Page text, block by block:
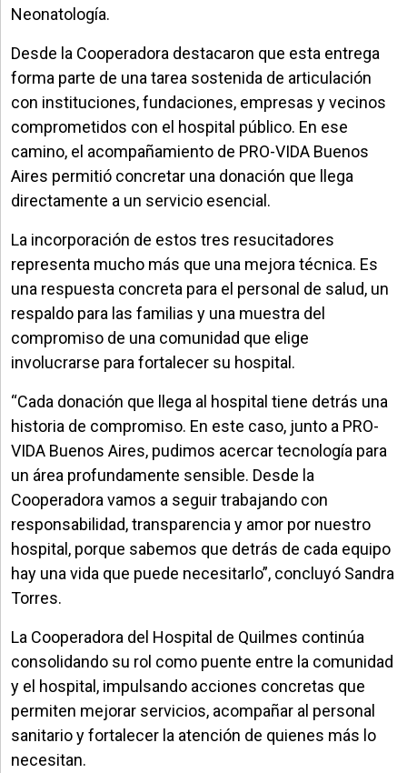
Neonatología.
Desde la Cooperadora destacaron que esta entrega
forma parte de una tarea sostenida de articulación
con instituciones, fundaciones, empresas y vecinos
comprometidos con el hospital público. En ese
camino, el acompañamiento de PRO-VIDA Buenos
Aires permitió concretar una donación que llega
directamente a un servicio esencial.
La incorporación de estos tres resucitadores
representa mucho más que una mejora técnica. Es
una respuesta concreta para el personal de salud, un
respaldo para las familias y una muestra del
compromiso de una comunidad que elige
involucrarse para fortalecer su hospital.
“Cada donación que llega al hospital tiene detrás una
historia de compromiso. En este caso, junto a PRO-
VIDA Buenos Aires, pudimos acercar tecnología para
un área profundamente sensible. Desde la
Cooperadora vamos a seguir trabajando con
responsabilidad, transparencia y amor por nuestro
hospital, porque sabemos que detrás de cada equipo
hay una vida que puede necesitarlo”, concluyó Sandra
Torres.
La Cooperadora del Hospital de Quilmes continúa
consolidando su rol como puente entre la comunidad
y el hospital, impulsando acciones concretas que
permiten mejorar servicios, acompañar al personal
sanitario y fortalecer la atención de quienes más lo
necesitan.